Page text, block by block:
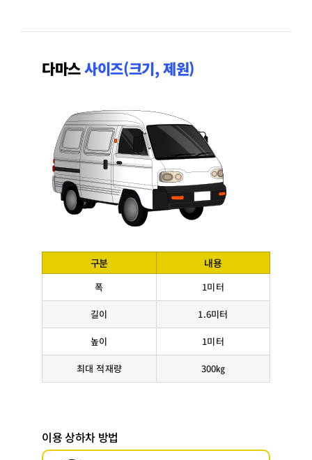
다마스사이즈(크기, 제원)
구분 내용
폭 1미터
길이 1.6미터
높이 1미터
최대 적재량 300㎏
이용 상하차 방법